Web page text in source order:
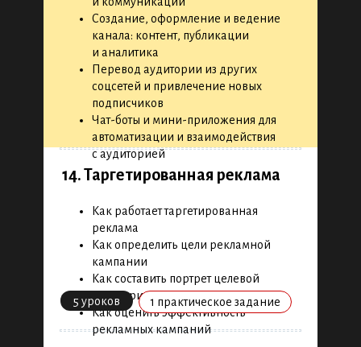
Как работает таргетированная
реклама
Как определить цели рекламной
кампании
Как составить портрет целевой
аудитории
Как оценить эффективность
рекламных кампаний
14. Таргетированная реклама
5 уроков 1 практическое задание
Создание, оформление и ведение
канала: контент, публикации
и аналитика
Перевод аудитории из других
соцсетей и привлечение новых
подписчиков
Чат-боты и мини-приложения для
автоматизации и взаимодействия
с аудиторией